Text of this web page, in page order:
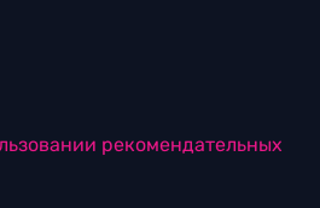
рекомендательных